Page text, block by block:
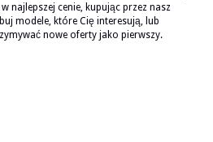
najlepszej cenie, kupując przez nasz
modele, które Cię interesują, lub
nowe oferty jako pierwszy.